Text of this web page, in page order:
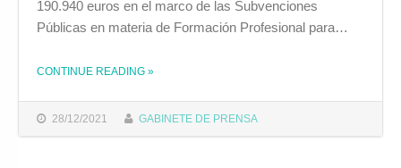
28/12/2021 GABINETE DE PRENSA
190.940 euros en el marco de las Subvenciones
Públicas en materia de Formación Profesional para…
CONTINUE READING »